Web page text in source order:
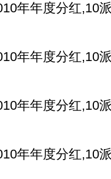
年年度分红,10
年年度分红,10
年年度分红,10
年年度分红,10